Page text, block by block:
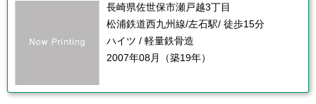
長崎県佐世保市瀬戸越3丁目
松浦鉄道西九州線/左石駅/ 徒歩15分
ハイツ / 軽量鉄骨造
2007年08月（築19年）